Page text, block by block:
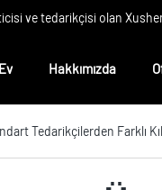
ve tedarikçisi olan
Ev Hakkımızda
Tedarikçilerden Farklı